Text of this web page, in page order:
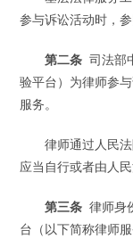
参与诉讼活动时，参
第二条 司法部
验平台）为律师参
服务。
律师通过人民法
应当自行或者由人
第三条 律师身
台（以下简称律师